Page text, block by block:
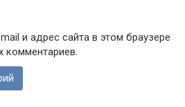
и адрес сайта в этом браузере